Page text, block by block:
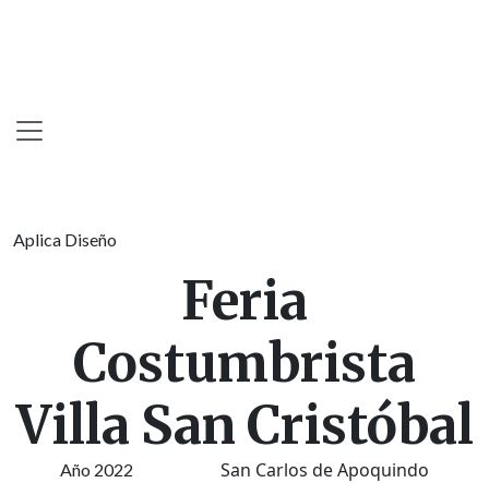
Aplica Diseño
Feria
Costumbrista
Villa San Cristóbal
Año 2022 San Carlos de Apoquindo